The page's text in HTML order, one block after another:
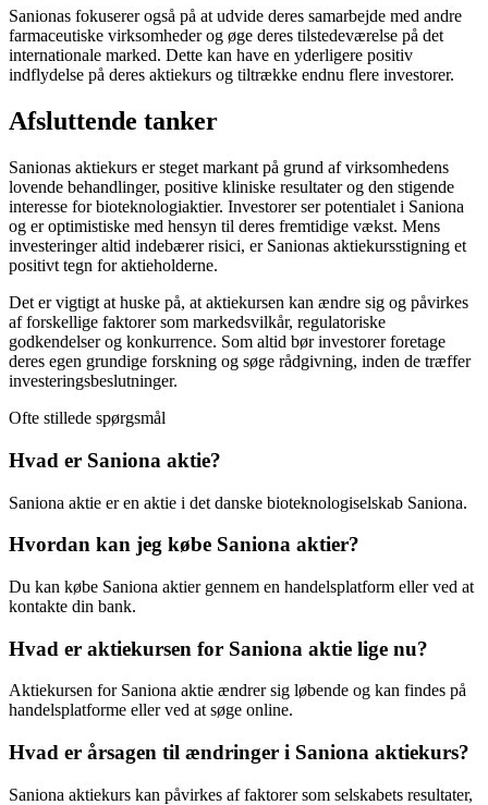
Sanionas fokuserer også på at udvide deres samarbejde med andre
farmaceutiske virksomheder og øge deres tilstedeværelse på det
internationale marked. Dette kan have en yderligere positiv
indflydelse på deres aktiekurs og tiltrække endnu flere investorer.
Afsluttende tanker
Sanionas aktiekurs er steget markant på grund af virksomhedens
lovende behandlinger, positive kliniske resultater og den stigende
interesse for bioteknologiaktier. Investorer ser potentialet i Saniona
og er optimistiske med hensyn til deres fremtidige vækst. Mens
investeringer altid indebærer risici, er Sanionas aktiekursstigning et
positivt tegn for aktieholderne.
Det er vigtigt at huske på, at aktiekursen kan ændre sig og påvirkes
af forskellige faktorer som markedsvilkår, regulatoriske
godkendelser og konkurrence. Som altid bør investorer foretage
deres egen grundige forskning og søge rådgivning, inden de træffer
investeringsbeslutninger.
Ofte stillede spørgsmål
Hvad er Saniona aktie?
Saniona aktie er en aktie i det danske bioteknologiselskab Saniona.
Hvordan kan jeg købe Saniona aktier?
Du kan købe Saniona aktier gennem en handelsplatform eller ved at
kontakte din bank.
Hvad er aktiekursen for Saniona aktie lige nu?
Aktiekursen for Saniona aktie ændrer sig løbende og kan findes på
handelsplatforme eller ved at søge online.
Hvad er årsagen til ændringer i Saniona aktiekurs?
Saniona aktiekurs kan påvirkes af faktorer som selskabets resultater,